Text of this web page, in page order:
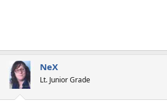
NeX
Lt. Junior Grade